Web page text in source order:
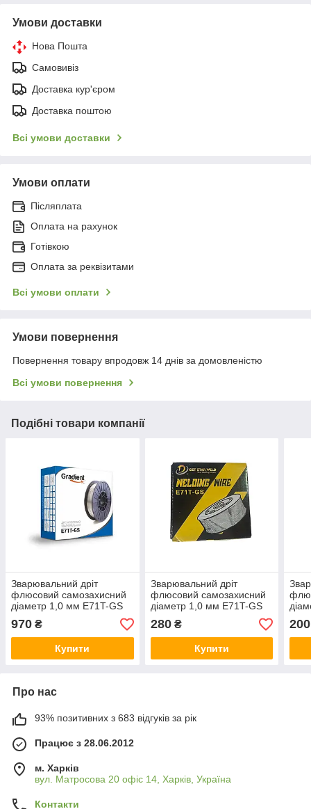
Умови доставки
Нова Пошта
Самовивіз
Доставка кур'єром
Доставка поштою
Всі умови доставки
Умови оплати
Післяплата
Оплата на рахунок
Готівкою
Оплата за реквізитами
Всі умови оплати
Умови повернення
Повернення товару впродовж 14 днів за домовленістю
Всі умови повернення
Подібні товари компанії
Зварювальний дріт
флюсовий самозахисний
діаметр 1,0 мм E71T-GS
(котушка 5 кг) без газу
970 ₴
Купити
Зварювальний дріт
флюсовий самозахисний
діаметр 1,0 мм E71T-GS
(котушка 1 кг) без газу
280₴
Купити
200
Про нас
93% позитивних з 683 відгуків за рік
Працює з 28.06.2012
м. Харків
вул. Матросова 20 офіс 14, Харків, Україна
Контакти